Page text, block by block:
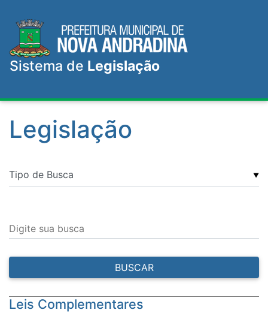
Sistema de Legislação
Legislação
▼
Digite sua busca
BUSCAR
Leis Complementares